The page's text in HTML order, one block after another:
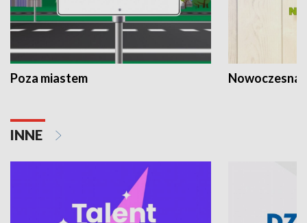
Poza miastem Nowoczesna
INNE